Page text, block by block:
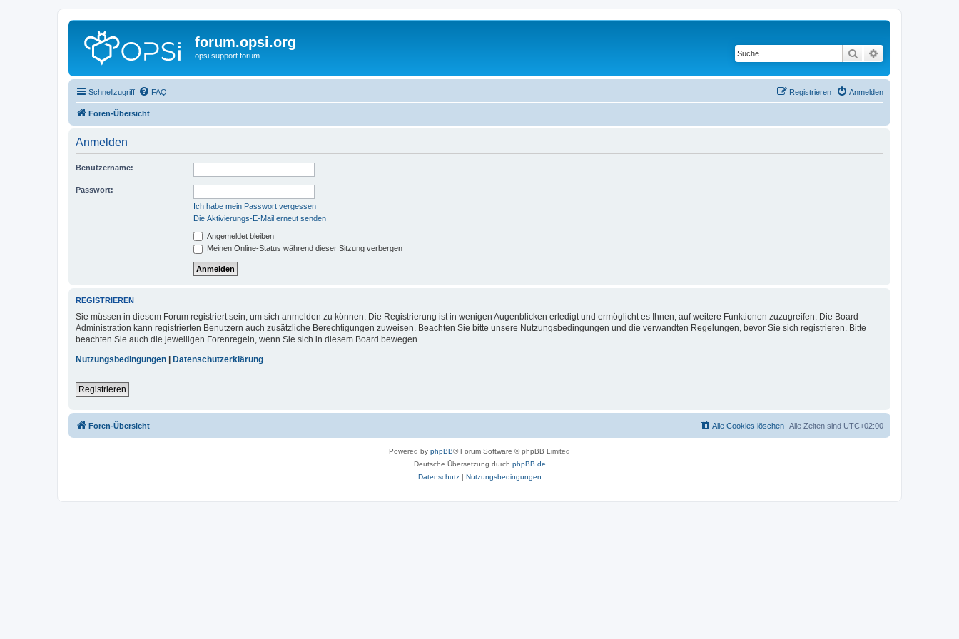
forum.opsi.org
opsi support forum Suche
Schnellzugriff FAQ Anmelden
Registrieren
Foren-Übersicht
Anmelden
Benutzername:
Passwort:
Ich habe mein Passwort vergessen
Die Aktivierungs-E-Mail erneut senden
Angemeldet bleiben
Meinen Online-Status während dieser Sitzung verbergen
REGISTRIEREN
Sie müssen in diesem Forum registriert sein, um sich anmelden zu können. Die Registrierung ist in wenigen Augenblicken erledigt und ermöglicht es Ihnen, auf weitere Funktionen zuzugreifen. Die Board-
Administration kann registrierten Benutzern auch zusätzliche Berechtigungen zuweisen. Beachten Sie bitte unsere Nutzungsbedingungen und die verwandten Regelungen, bevor Sie sich registrieren. Bitte
beachten Sie auch die jeweiligen Forenregeln, wenn Sie sich in diesem Board bewegen.
Nutzungsbedingungen
Datenschutzerklärung
Registrieren
Foren-Übersicht Alle Zeiten sind UTC+02:00
Alle Cookies löschen
Powered by phpBB® Forum Software © phpBB Limited
Deutsche Übersetzung durch phpBB.de
Datenschutz| Nutzungsbedingungen